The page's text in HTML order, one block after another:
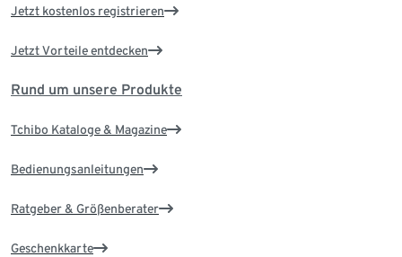
Jetzt kostenlos registrieren
Jetzt Vorteile entdecken
Rund um unsere Produkte
Tchibo Kataloge & Magazine
Bedienungsanleitungen
Ratgeber & Größenberater
Geschenkkarte